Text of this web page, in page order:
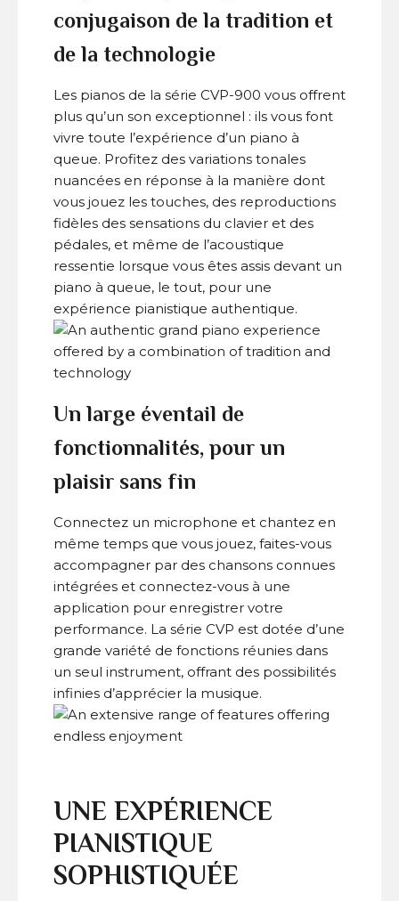
conjugaison de la tradition et
de la technologie
Les pianos de la série CVP-900 vous offrent
plus qu’un son exceptionnel : ils vous font
vivre toute l’expérience d’un piano à
queue. Profitez des variations tonales
nuancées en réponse à la manière dont
vous jouez les touches, des reproductions
fidèles des sensations du clavier et des
pédales, et même de l’acoustique
ressentie lorsque vous êtes assis devant un
piano à queue, le tout, pour une
expérience pianistique authentique.
Un large éventail de
fonctionnalités, pour un
plaisir sans fin
Connectez un microphone et chantez en
même temps que vous jouez, faites-vous
accompagner par des chansons connues
intégrées et connectez-vous à une
application pour enregistrer votre
performance. La série CVP est dotée d’une
grande variété de fonctions réunies dans
un seul instrument, offrant des possibilités
infinies d’apprécier la musique.
UNE EXPÉRIENCE
PIANISTIQUE
SOPHISTIQUÉE